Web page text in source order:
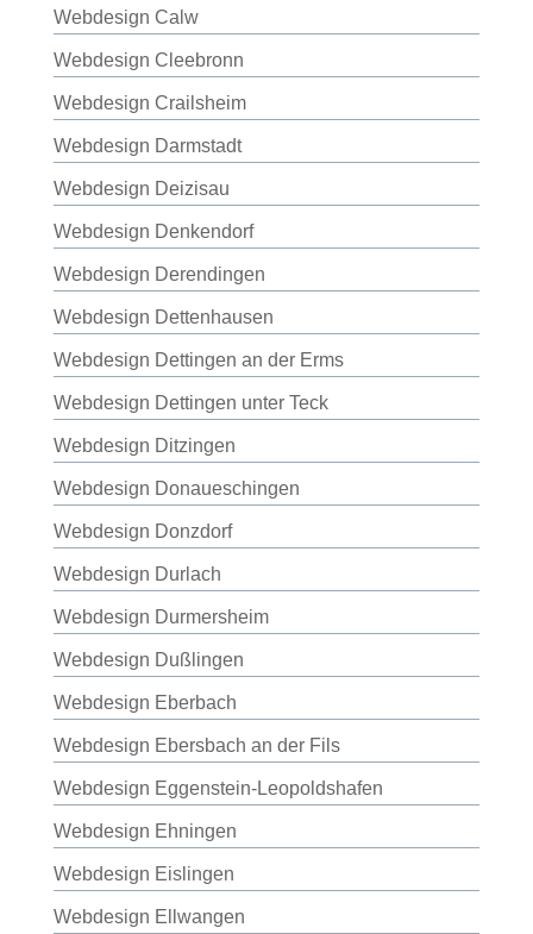
Webdesign Calw
Webdesign Cleebronn
Webdesign Crailsheim
Webdesign Darmstadt
Webdesign Deizisau
Webdesign Denkendorf
Webdesign Derendingen
Webdesign Dettenhausen
Webdesign Dettingen an der Erms
Webdesign Dettingen unter Teck
Webdesign Ditzingen
Webdesign Donaueschingen
Webdesign Donzdorf
Webdesign Durlach
Webdesign Durmersheim
Webdesign Dußlingen
Webdesign Eberbach
Webdesign Ebersbach an der Fils
Webdesign Eggenstein-Leopoldshafen
Webdesign Ehningen
Webdesign Eislingen
Webdesign Ellwangen